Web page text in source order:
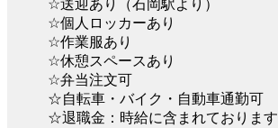
☆送迎あり（石岡駅より）
☆個人ロッカーあり
☆作業服あり
☆休憩スペースあり
☆弁当注文可
☆自転車・バイク・自動車通勤可
☆退職金：時給に含まれております